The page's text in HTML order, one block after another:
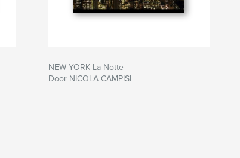
NEW YORK La Notte
Door NICOLA CAMPISI